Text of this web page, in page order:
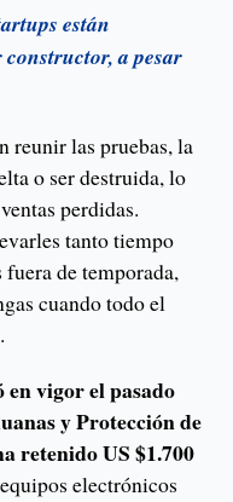
están
a pesar
reunir las pruebas, la
o ser destruida, lo
perdidas.
tanto tiempo
de temporada,
cuando todo el
vigor el pasado
y Protección de
retenido US $1.700
electrónicos